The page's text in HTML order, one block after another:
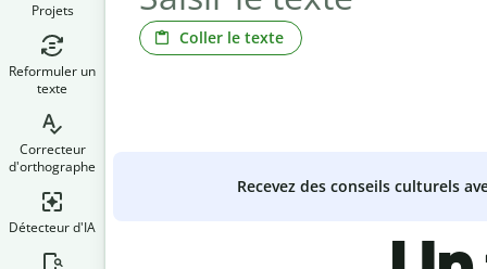
Projets
Reformuler un
texte
Correcteur
d'orthographe
Détecteur d'IA
Coller le texte
Recevez des conseils culturels